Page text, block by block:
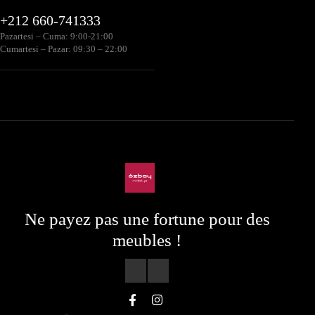
+212 660-741333
Pazartesi – Cuma: 9:00-21:00
Cumartesi – Pazar: 09:30 – 22:00
Ne payez pas une fortune pour des
meubles !